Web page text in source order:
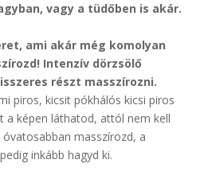
vagy a tüdőben is akár.
ami akár még komolyan
Intenzív dörzsölő
részt masszírozni.
piros, kicsit pókhálós kicsi piros
a képen láthatod, attól nem kell
masszírozd, a
inkább hagyd ki.